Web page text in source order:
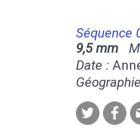
Séquence
9,5 mm
Date :